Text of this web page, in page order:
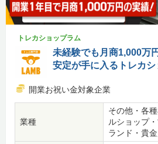
トレカショップラム
未経験でも月商1,000万
安定が手に入るトレカ
開業お祝い金対象企業
業種
その他・各
ルショップ
ランド・貴金